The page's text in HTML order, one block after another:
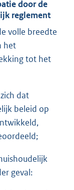
door de
reglement
volle breedte
het
tot het
dat
beleid op
geval: